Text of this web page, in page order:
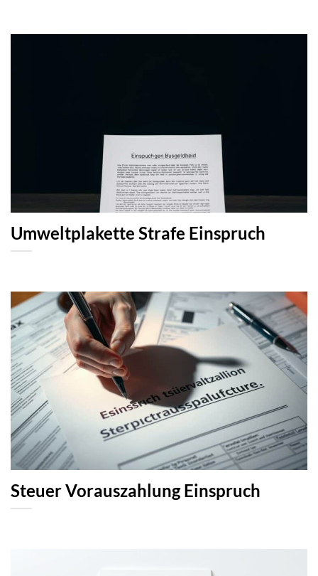
Umweltplakette Strafe Einspruch
Steuer Vorauszahlung Einspruch